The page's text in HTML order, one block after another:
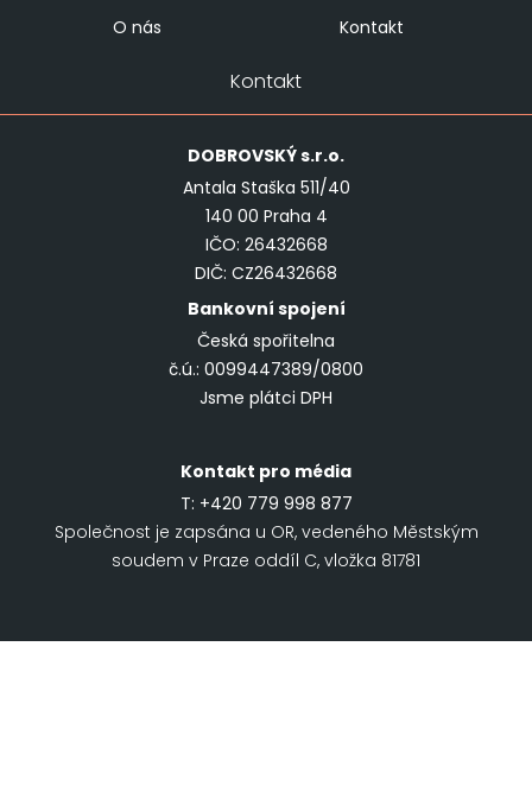
O nás
Kontakt
Kontakt
DOBROVSKÝs.r.o.
Antala Staška 511/40
140 00 Praha 4
IČO: 26432668
DIČ: CZ26432668
Bankovní spojení
Česká spořitelna
č.ú.: 0099447389/0800
Jsme plátci DPH
Kontakt pro média
T: +420 779 998 877
Společnost je zapsána u OR, vedeného Městským
soudem v Praze oddíl C, vložka 81781